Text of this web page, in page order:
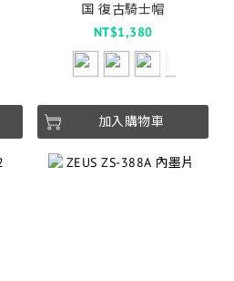
国 復古騎士帽
NT$1,380
加入購物車